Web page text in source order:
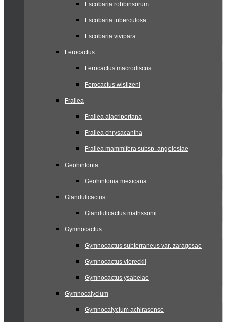
Escobaria robbinsorum
Escobaria tuberculosa
Escobaria vivipara
Ferocactus
Ferocactus macrodiscus
Ferocactus wislizeni
Frailea
Frailea alacriportana
Frailea chrysacantha
Frailea mammifera subsp. angelesiae
Geohintonia
Geohintonia mexicana
Glandulicactus
Glandulicactus mathssonii
Gymnocactus
Gymnocactus subterraneus var. zaragosae
Gymnocactus viereckii
Gymnocactus ysabelae
Gymnocalycium
Gymnocalycium achirasense